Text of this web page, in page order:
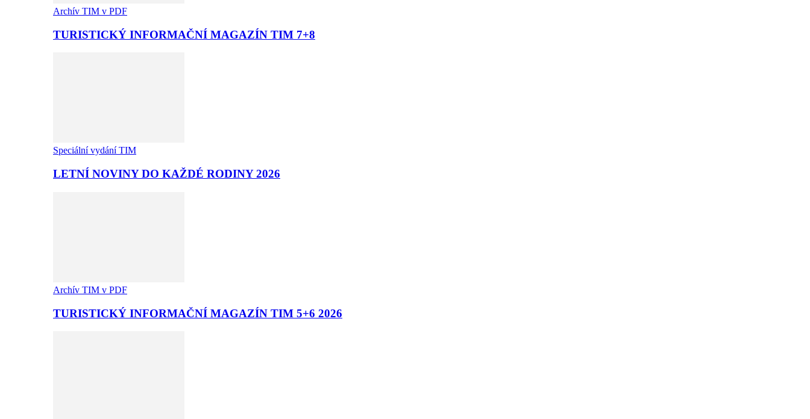
Archív TIM v PDF
TURISTICKÝ INFORMAČNÍ MAGAZÍN TIM 7+8
Speciální vydání TIM
LETNÍ NOVINY DO KAŽDÉ RODINY 2026
Archív TIM v PDF
TURISTICKÝ INFORMAČNÍ MAGAZÍN TIM 5+6 2026